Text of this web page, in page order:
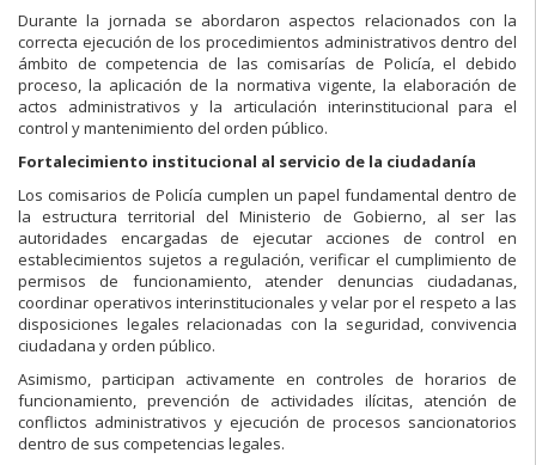
Durante la jornada se abordaron aspectos relacionados con la
correcta ejecución de los procedimientos administrativos dentro del
ámbito de competencia de las comisarías de Policía, el debido
proceso, la aplicación de la normativa vigente, la elaboración de
actos administrativos y la articulación interinstitucional para el
control y mantenimiento del orden público.
Fortalecimiento institucional al servicio de la ciudadanía
Los comisarios de Policía cumplen un papel fundamental dentro de
la estructura territorial del Ministerio de Gobierno, al ser las
autoridades encargadas de ejecutar acciones de control en
establecimientos sujetos a regulación, verificar el cumplimiento de
permisos de funcionamiento, atender denuncias ciudadanas,
coordinar operativos interinstitucionales y velar por el respeto a las
disposiciones legales relacionadas con la seguridad, convivencia
ciudadana y orden público.
Asimismo, participan activamente en controles de horarios de
funcionamiento, prevención de actividades ilícitas, atención de
conflictos administrativos y ejecución de procesos sancionatorios
dentro de sus competencias legales.